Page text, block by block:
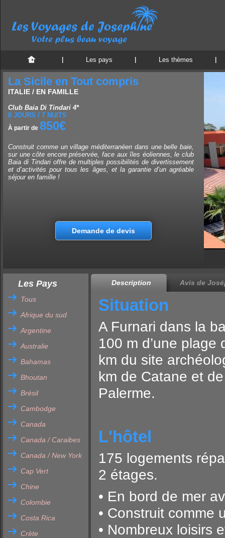
Les pays Les thèmes
La Sicile en Tout compris
ITALIE / EN FAMILLE
Club Baia Di Tindari 4*
8 JOURS / 7 NUITS
À partir de 850€
Construit comme un village méditerranéen dans une belle baie,
sur une côte encore préservée, face aux îles éoliennes, le club
Baia di Tindari offre de multiples possibilités de divertissement
et d’activités pour tous les âges, et la garantie d’un agréable
séjour en famille !
Demande de devis
Les Pays
Tous
Afrique du sud
Argentine
Australie
Bahamas
Bhoutan
Brésil
Cambodge
Canada
Canada / Caraibes
Canada / New York
Cap Vert
Chine
Colombie
Costa Rica
Crète
Description Avis de
Situation
A Furnari dans la
100 m d’une
km du site
km de Catane et
Palerme.
L'hôtel
175 logements
2 étages.
• En bord de mer
• Construit comme
• Nombreux loisirs